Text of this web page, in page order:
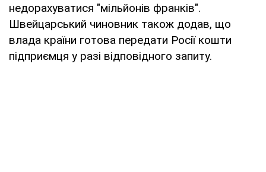
недорахуватися "мільйонів франків".
Швейцарський чиновник також додав, що
влада країни готова передати Росії кошти
підприємця у разі відповідного запиту.